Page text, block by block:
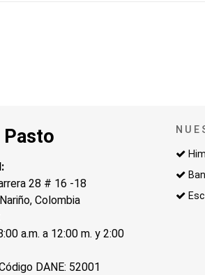
28 # 16 -18
Colombia
a.m. a 12:00 m. y 2:00
DANE: 52001